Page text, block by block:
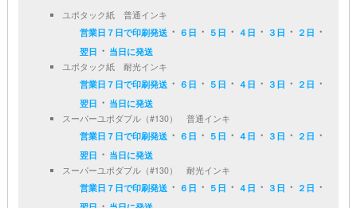
ユポタック紙 普通インキ
営業日７日で印刷発送 ・ ６日 ・ ５日 ・ ４日 ・ ３日 ・ ２日 ・
翌日 ・ 当日に発送
ユポタック紙 耐光インキ
営業日７日で印刷発送 ・ ６日 ・ ５日 ・ ４日 ・ ３日 ・ ２日 ・
翌日 ・ 当日に発送
スーパーユポダブル（#130） 普通インキ
営業日７日で印刷発送 ・ ６日 ・ ５日 ・ ４日 ・ ３日 ・ ２日 ・
翌日 ・ 当日に発送
スーパーユポダブル（#130） 耐光インキ
営業日７日で印刷発送 ・ ６日 ・ ５日 ・ ４日 ・ ３日 ・ ２日 ・